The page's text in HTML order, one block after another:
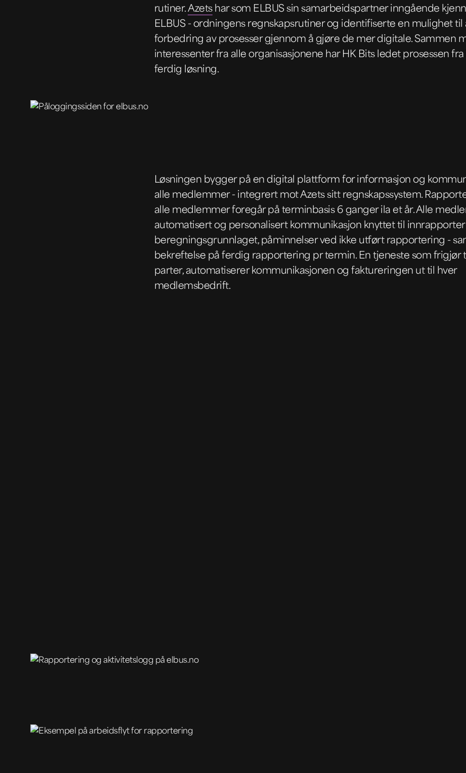
rutiner.Azetshar som ELBUS sin samarbeidspartner inngående
ELBUS - ordningens regnskapsrutiner og identifiserte en mulighet
forbedring av prosesser gjennom å gjøre de mer digitale. Sammen
interessenter fra alle organisasjonene har HK Bits ledet prosessen fra
ferdig løsning.
Løsningen bygger på en digital plattform for informasjon og
alle medlemmer - integrert mot Azets sitt regnskapssystem.
alle medlemmer foregår på terminbasis 6 ganger ila et år. Alle
automatisert og personalisert kommunikasjon knyttet til
beregningsgrunnlaget, påminnelser ved ikke utført rapportering -
bekreftelse på ferdig rapportering pr termin. En tjeneste som frigjør
parter, automatiserer kommunikasjonen og faktureringen ut til hver
medlemsbedrift.